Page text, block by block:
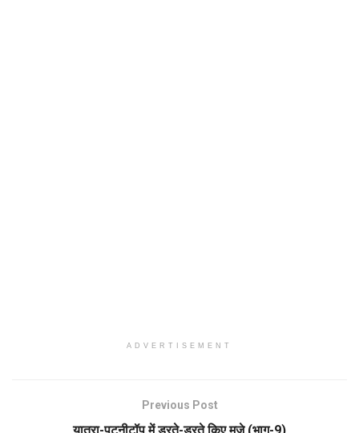
ADVERTISEMENT
Previous Post
यात्रा-पटनीटॉप में डरते-डरते किए मज़े (भाग-9)